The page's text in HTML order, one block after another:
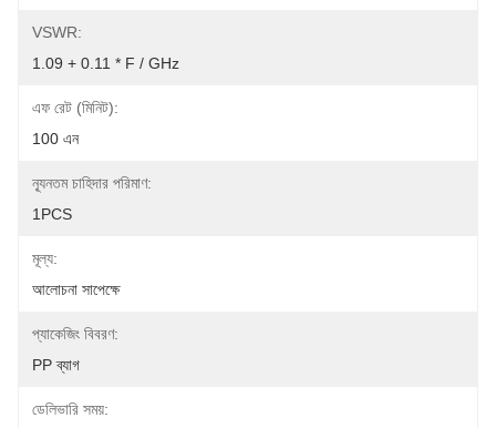
VSWR:
1.09 + 0.11 * F / GHz
এফ রেট (মিনিট):
100 এন
ন্যূনতম চাহিদার পরিমাণ:
1PCS
মূল্য:
আলোচনা সাপেক্ষে
প্যাকেজিং বিবরণ:
PP ব্যাগ
ডেলিভারি সময়: